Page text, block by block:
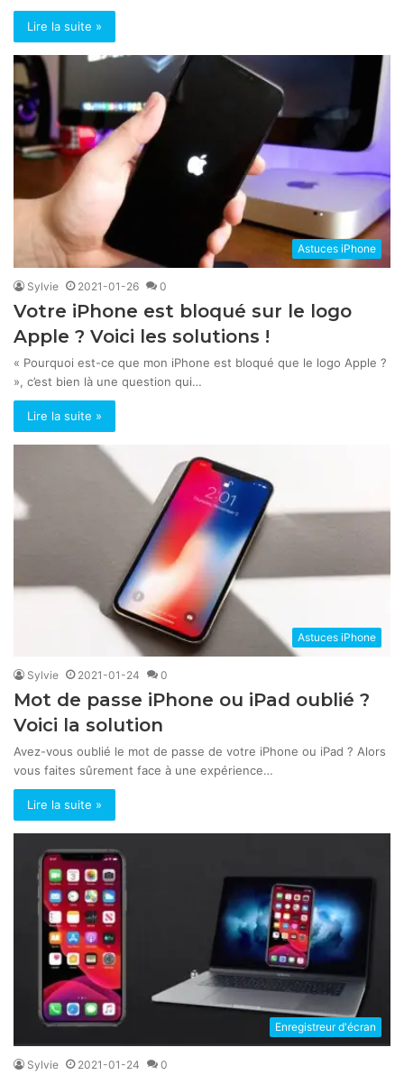
Lire la suite »
Astuces iPhone
Sylvie 2021-01-26 0
Votre iPhone est bloqué sur le logo
Apple ? Voici les solutions !
« Pourquoi est-ce que mon iPhone est bloqué que le logo Apple ?
», c’est bien là une question qui…
Lire la suite »
Astuces iPhone
Sylvie 2021-01-24 0
Mot de passe iPhone ou iPad oublié ?
Voici la solution
Avez-vous oublié le mot de passe de votre iPhone ou iPad ? Alors
vous faites sûrement face à une expérience…
Lire la suite »
Enregistreur d'écran
Sylvie 2021-01-24 0